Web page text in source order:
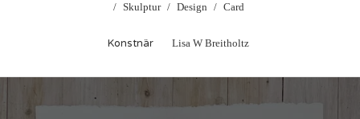
Skulptur
Design Card
Konstnär Lisa W Breitholtz